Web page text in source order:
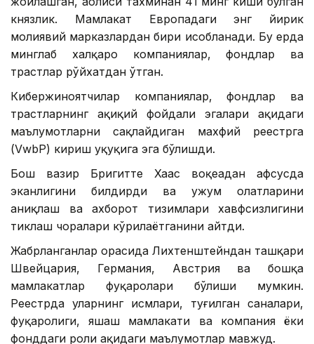
князлик. Мамлакат Европадаги энг йирик
молиявий марказлардан бири ҳисобланади. Бу ерда
минглаб халқаро компаниялар, фондлар ва
трастлар рўйхатдан ўтган.
Кибержиноятчилар компаниялар, фондлар ва
трастларнинг ҳақиқий фойдали эгалари ҳақидаги
маълумотларни сақлайдиган махфий реестрга
(VwbP) кириш ҳуқуқига эга бўлишди.
Бош вазир Бригитте Хаас воқеадан афсусда
эканлигини билдирди ва ҳужум ҳолатларини
аниқлаш ва ахборот тизимлари хавфсизлигини
тиклаш чоралари кўрилаётганини айтди.
Жабрланганлар орасида Лихтенштейндан ташқари
Швейцария, Германия, Австрия ва бошқа
мамлакатлар фуқаролари бўлиши мумкин.
Реестрда уларнинг исмлари, туғилган саналари,
фуқаролиги, яшаш мамлакати ва компания ёки
фонддаги роли ҳақидаги маълумотлар мавжуд.